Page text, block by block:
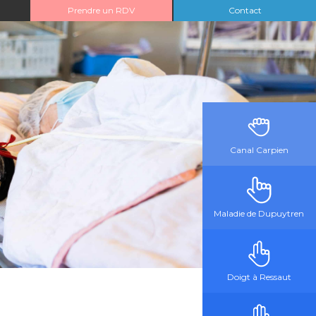
Contact
Prendre un RDV
Canal Carpien
Maladie de Dupuytren
Doigt à Ressaut